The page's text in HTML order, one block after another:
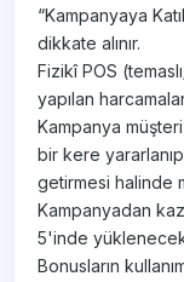
“Kampanyaya
dikkate alınır.
Fizikî POS
yapılan
Kampanya
bir kere
getirmesi halinde
Kampanyadan
5'inde
Bonusların